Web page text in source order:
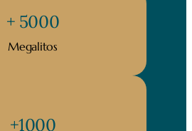
+ 5000
Megalitos
+1000